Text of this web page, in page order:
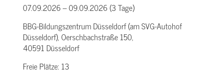
07.09.2026 – 09.09.2026 (3 Tage)
BBG-Bildungszentrum Düsseldorf (am SVG-Autohof
Düsseldorf), Oerschbachstraße 150,
40591 Düsseldorf
Freie Plätze: 13